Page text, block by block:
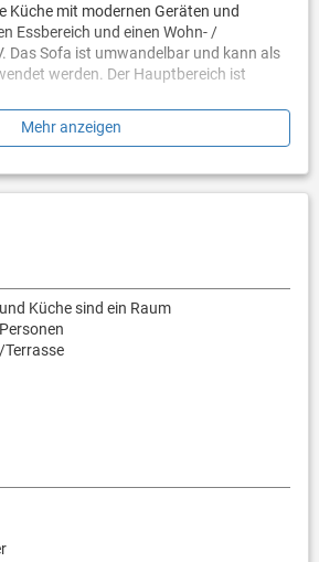
Küche mit modernen Geräten und
Essbereich und einen Wohn- /
Das Sofa ist umwandelbar und kann als
werden. Der Hauptbereich ist
aus gelangen Sie auf den Balkon mit
zu genießen.
Sonnenstunden pro Jahr eines der
Mehr anzeigen
Küche sind ein Raum